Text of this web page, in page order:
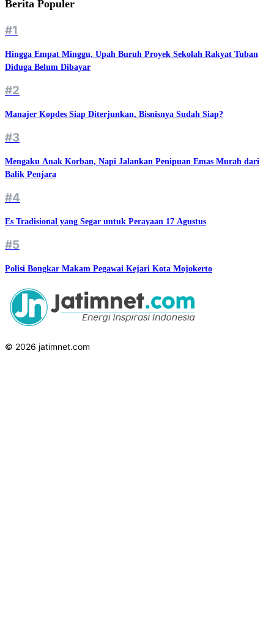
Berita Populer
#1
Hingga Empat Minggu, Upah Buruh Proyek Sekolah Rakyat Tuban
Diduga Belum Dibayar
#2
Manajer Kopdes Siap Diterjunkan, Bisnisnya Sudah Siap?
#3
Mengaku Anak Korban, Napi Jalankan Penipuan Emas Murah dari
Balik Penjara
#4
Es Tradisional yang Segar untuk Perayaan 17 Agustus
#5
Polisi Bongkar Makam Pegawai Kejari Kota Mojokerto
© 2026 jatimnet.com